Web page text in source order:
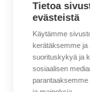
Nimi*
Sähköposti*
Tietoa
evästeistä
Käytämme
kerätäksemme
suorituskykyä ja
sosiaalisen